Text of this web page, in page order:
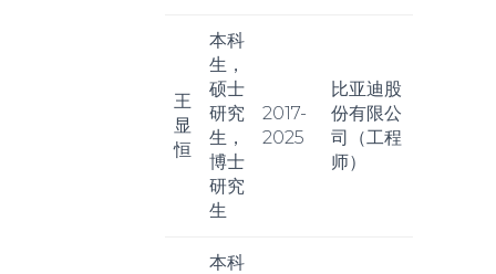
王
显
恒
本科
生，
硕士
研究
生，
博士
研究
生
2017-
2025
比亚迪股
份有限公
司（工程
师）
本科